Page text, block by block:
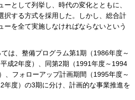
ーとして列挙し、時代の変化とともに、
択する方式を採用した。しかし、総合計
ーを全て実施しなければならないという
ては、整備プログラム第1期（1986年度～
成2年度）、同第2期（1991年度～1994
、フォローアップ計画期間（1995年度～
年度）の3期に分け、計画的な事業推進を